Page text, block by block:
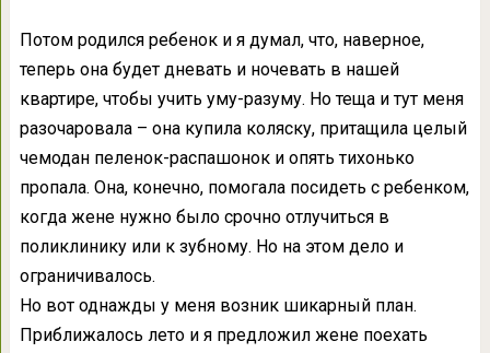
Потом родился ребенок и я думал, что, наверное,
теперь она будет дневать и ночевать в нашей
квартире, чтобы учить уму-разуму. Но теща и тут меня
разочаровала – она купила коляску, притащила целый
чемодан пеленок-распашонок и опять тихонько
пропала. Она, конечно, помогала посидеть с ребенком,
когда жене нужно было срочно отлучиться в
поликлинику или к зубному. Но на этом дело и
ограничивалось.
Но вот однажды у меня возник шикарный план.
Приближалось лето и я предложил жене поехать